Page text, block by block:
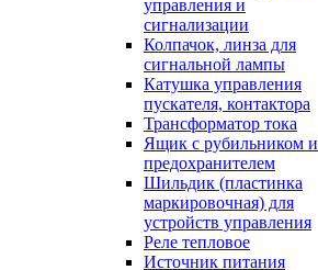
управления и
сигнализации
Колпачок, линза для
сигнальной лампы
Катушка управления
пускателя, контактора
Трансформатор тока
Ящик с рубильником и
предохранителем
Шильдик (пластинка
маркировочная) для
устройств управления
Реле тепловое
Источник питания